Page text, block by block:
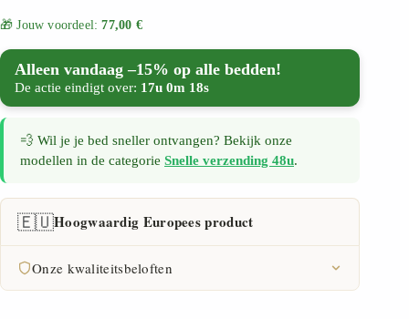
🎁 Jouw voordeel:77,00 €
Alleen vandaag –15% op alle bedden!
De actie eindigt over: 17u 0m 18s
💨 Wil je je bed sneller ontvangen? Bekijk onze
modellen in de categorie Snelle verzending 48u.
🇪🇺Hoogwaardig Europees product
Onze kwaliteitsbeloften